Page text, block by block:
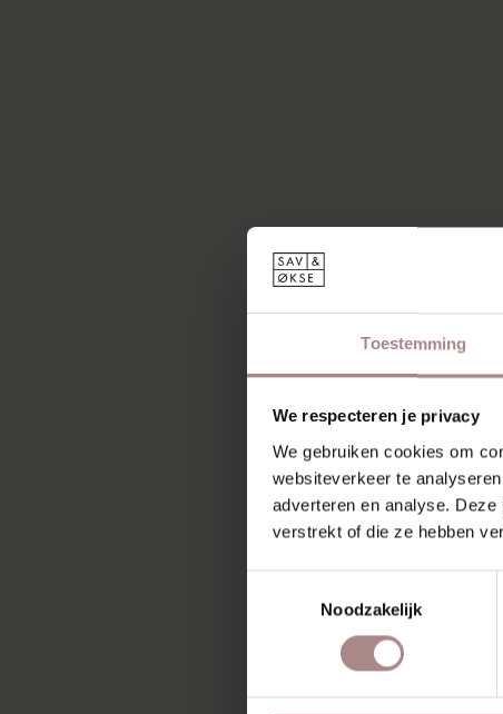
Toestemming
We respecteren je privacy
We gebruiken cookies om
websiteverkeer te
adverteren en analyse.
verstrekt of die ze hebben
Noodzakelijk